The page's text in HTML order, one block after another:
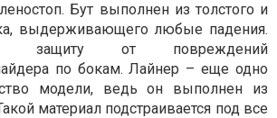
Бут выполнен из толстого и
выдерживающего любые падения.
защиту от повреждений
по бокам. Лайнер – еще одно
модели, ведь он выполнен из
материал подстраивается под все